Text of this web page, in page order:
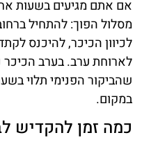
אם אתם מגיעים בשעות
לכיוון הכיכר, להיכנס
לארוחת ערב. בערב הכיכר
שהביקור הפנימי תלוי
במקום.
כמה זמן להקדיש